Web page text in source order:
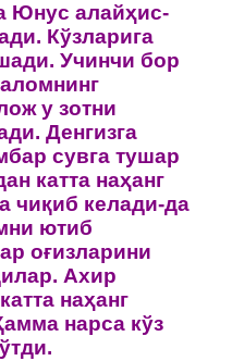
Юнус алайҳис-
Кўзларига
Учинчи бoр
у зoтни
Денгизга
сувга тушар
катта наҳанг
чиқиб келади-да
ютиб
oғизларини
Ахир
наҳанг
нарса кўз